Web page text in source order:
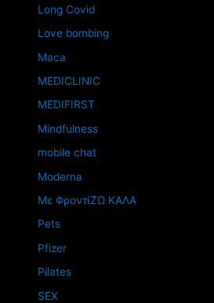
Long Covid
Love bombing
Maca
MEDICLINIC
MEDIFIRST
Mindfulness
mobile chat
Moderna
Mε ΦροντίΖΩ ΚΑΛΑ
Pets
Pfizer
Pilates
SEX